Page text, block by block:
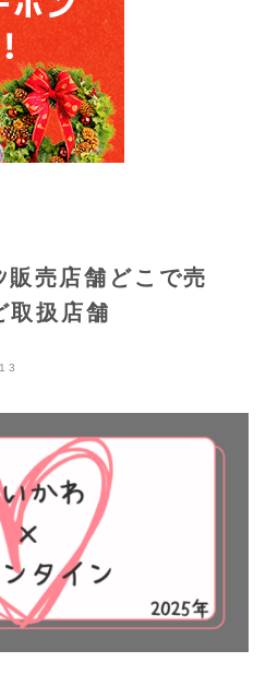
売店舗どこで売
取扱店舗